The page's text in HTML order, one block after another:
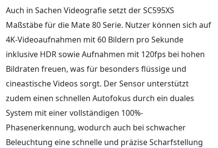
Auch in Sachen Videografie setzt der SC595XS
Maßstäbe für die Mate 80 Serie. Nutzer können sich auf
4K-Videoaufnahmen mit 60 Bildern pro Sekunde
inklusive HDR sowie Aufnahmen mit 120fps bei hohen
Bildraten freuen, was für besonders flüssige und
cineastische Videos sorgt. Der Sensor unterstützt
zudem einen schnellen Autofokus durch ein duales
System mit einer vollständigen 100%-
Phasenerkennung, wodurch auch bei schwacher
Beleuchtung eine schnelle und präzise Scharfstellung